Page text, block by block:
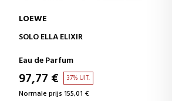
IN WINKELWAGEN
LOEWE
SOLO ELLA
Eau de Parfum
54,49 € 34% UIT.
Normale prijs 82,25 €